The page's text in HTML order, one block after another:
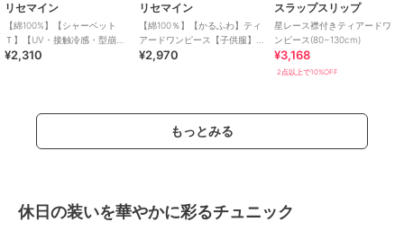
リセマイン
【綿100%】【シャーベット
Ｔ】【UV・接触冷感・型崩れ
しない】ティアードチュール
¥2,310
リセマイン
【綿100％】【かるふわ】ティ
アードワンピース【子供服】
【キッズ】【女の子】
¥2,970
スラップスリップ
星レース襟付きティアードワ
ンピース(80~130cm)
¥3,168
2点以上で10%OFF
もっとみる
休日の装いを華やかに彩るチュニック